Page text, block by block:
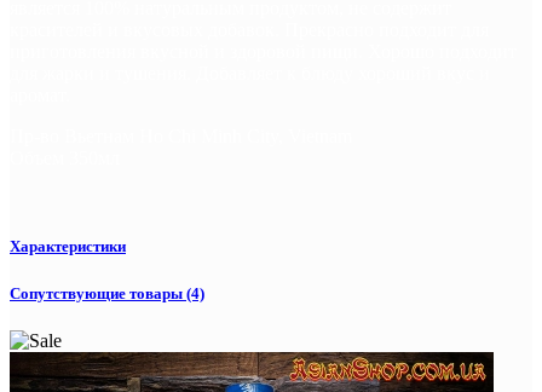
Характеристики
Сопутствующие товары (4)